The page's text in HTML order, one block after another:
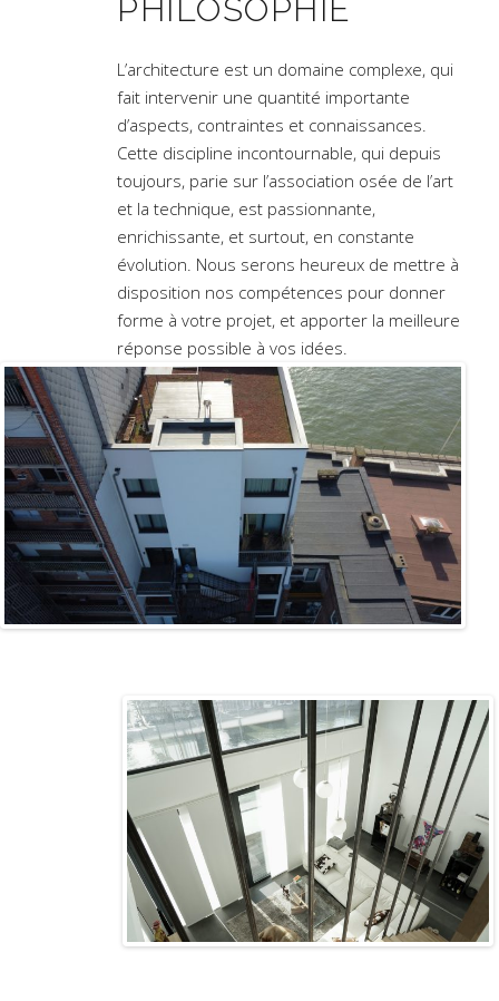
PHILOSOPHIE
L’architecture est un domaine complexe, qui
fait intervenir une quantité importante
d’aspects, contraintes et connaissances.
Cette discipline incontournable, qui depuis
toujours, parie sur l’association osée de l’art
et la technique, est passionnante,
enrichissante, et surtout, en constante
évolution. Nous serons heureux de mettre à
disposition nos compétences pour donner
forme à votre projet, et apporter la meilleure
réponse possible à vos idées.